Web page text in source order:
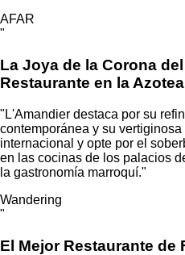
AFAR
"
La Joya de la Corona
Restaurante en la Azotea
"L'Amandier destaca por su
contemporánea y su
internacional y opte por el
en las cocinas de los palacios
la gastronomía marroquí."
Wandering
"
El Mejor Restaurante de